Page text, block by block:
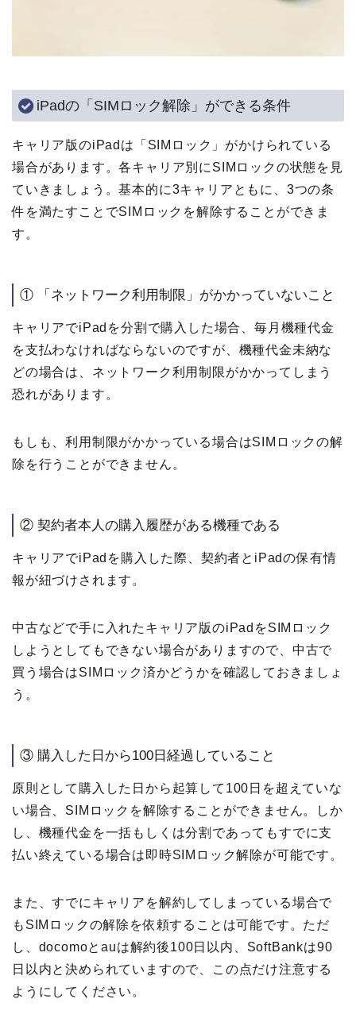
iPadの「SIMロック解除」ができる条件
キャリア版のiPadは「SIMロック」がかけられている
場合があります。各キャリア別にSIMロックの状態を見
ていきましょう。基本的に3キャリアともに、3つの条
件を満たすことでSIMロックを解除することができま
す。
① 「ネットワーク利用制限」がかかっていないこと
キャリアでiPadを分割で購入した場合、毎月機種代金
を支払わなければならないのですが、機種代金未納な
どの場合は、ネットワーク利用制限がかかってしまう
恐れがあります。
もしも、利用制限がかかっている場合はSIMロックの解
除を行うことができません。
② 契約者本人の購入履歴がある機種である
キャリアでiPadを購入した際、契約者とiPadの保有情
報が紐づけされます。
中古などで手に入れたキャリア版のiPadをSIMロック
しようとしてもできない場合がありますので、中古で
買う場合はSIMロック済かどうかを確認しておきましょ
う。
③ 購入した日から100日経過していること
原則として購入した日から起算して100日を超えていな
い場合、SIMロックを解除することができません。しか
し、機種代金を一括もしくは分割であってもすでに支
払い終えている場合は即時SIMロック解除が可能です。
また、すでにキャリアを解約してしまっている場合で
もSIMロックの解除を依頼することは可能です。ただ
し、docomoとauは解約後100日以内、SoftBankは90
日以内と決められていますので、この点だけ注意する
ようにしてください。